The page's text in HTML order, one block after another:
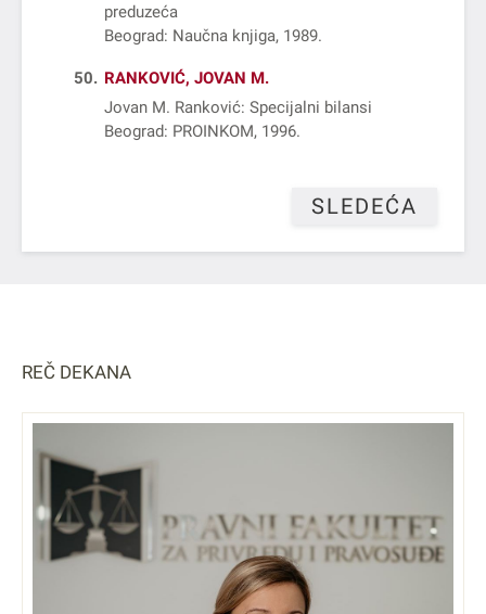
preduzeća
Beograd: Naučna knjiga, 1989
50
RANKOVIĆ, JOVAN M.
Jovan M. Ranković: Specijalni bilansi
Beograd: PROINKOM, 1996
SLEDEĆA
REČ DEKANA